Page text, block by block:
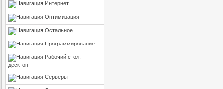
Интернет
Оптимизация
Остальное
Программирование
Рабочий стол,
десктоп
Серверы